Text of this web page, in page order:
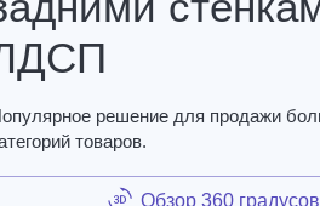
решение для продажи
товаров.
Обзор 360 градусов